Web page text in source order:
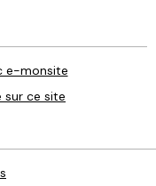
e-monsite
sur ce site